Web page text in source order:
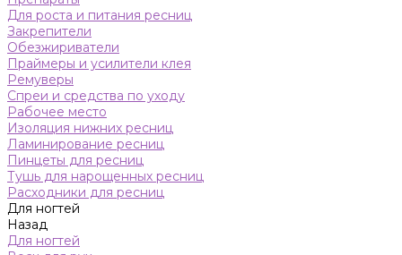
Для роста и питания ресниц
Закрепители
Обезжириватели
Праймеры и усилители клея
Ремуверы
Спреи и средства по уходу
Рабочее место
Изоляция нижних ресниц
Ламинирование ресниц
Пинцеты для ресниц
Тушь для нарощенных ресниц
Расходники для ресниц
Для ногтей
Назад
Для ногтей